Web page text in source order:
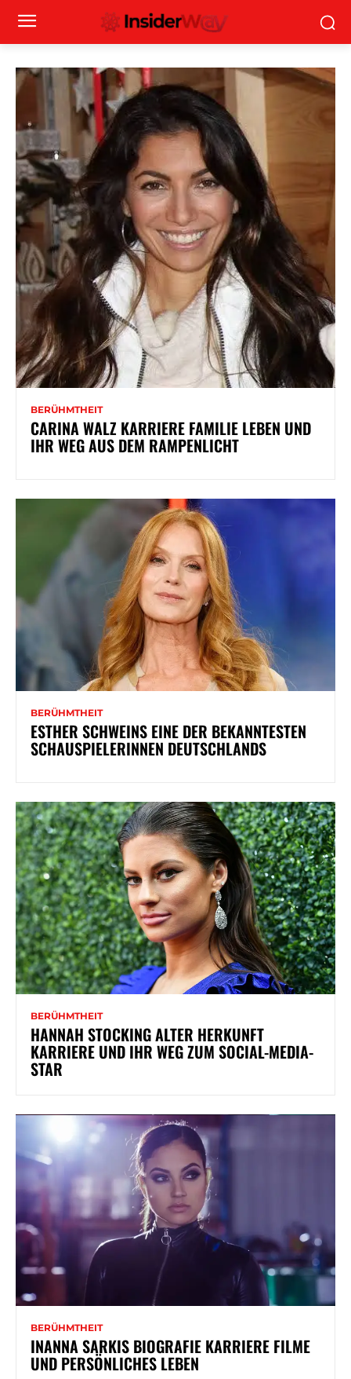
BERÜHMTHEIT
CARINA WALZ KARRIERE FAMILIE LEBEN UND
IHR WEG AUS DEM RAMPENLICHT
BERÜHMTHEIT
ESTHER SCHWEINS EINE DER BEKANNTESTEN
SCHAUSPIELERINNEN DEUTSCHLANDS
BERÜHMTHEIT
HANNAH STOCKING ALTER HERKUNFT
KARRIERE UND IHR WEG ZUM SOCIAL-MEDIA-
STAR
BERÜHMTHEIT
INANNA SARKIS BIOGRAFIE KARRIERE FILME
UND PERSÖNLICHES LEBEN